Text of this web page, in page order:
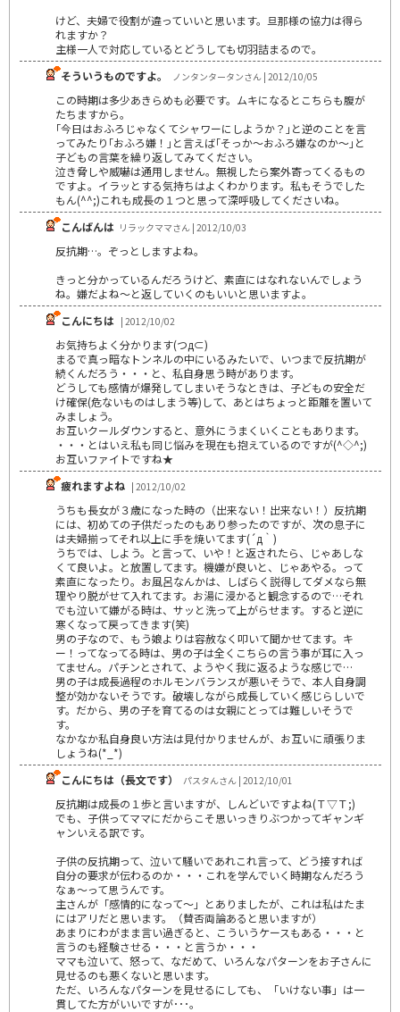
けど、夫婦で役割が違っていいと思います。旦那様の協力は得ら
れますか？
主様一人で対応しているとどうしても切羽詰まるので。
そういうものですよ。
ノンタンタータンさん | 2012/10/05
この時期は多少あきらめも必要です。ムキになるとこちらも腹が
たちますから。
｢今日はおふろじゃなくてシャワーにしようか？｣と逆のことを言
ってみたり｢おふろ嫌！｣と言えば｢そっか～おふろ嫌なのか～｣と
子どもの言葉を繰り返してみてください。
泣き脅しや威嚇は通用しません。無視したら案外寄ってくるもの
ですよ。イラッとする気持ちはよくわかります。私もそうでした
もん(^^;)これも成長の１つと思って深呼吸してくださいね。
こんばんは リラックママさん | 2012/10/03
反抗期…。ぞっとしますよね。
きっと分かっているんだろうけど、素直にはなれないんでしょう
ね。嫌だよね～と返していくのもいいと思いますよ。
こんにちは | 2012/10/02
お気持ちよく分かります(つд⊂)
まるで真っ暗なトンネルの中にいるみたいで、いつまで反抗期が
続くんだろう・・・と、私自身思う時があります。
どうしても感情が爆発してしまいそうなときは、子どもの安全だ
け確保(危ないものはしまう等)して、あとはちょっと距離を置いて
みましょう。
お互いクールダウンすると、意外にうまくいくこともあります。
・・・とはいえ私も同じ悩みを現在も抱えているのですが(^◇^;)
お互いファイトですね★
疲れますよね | 2012/10/02
うちも長女が３歳になった時の（出来ない！出来ない！）反抗期
には、初めての子供だったのもあり参ったのですが、次の息子に
は夫婦揃ってそれ以上に手を焼いてます(´д｀)
うちでは、しよう。と言って、いや！と返されたら、じゃあしな
くて良いよ。と放置してます。機嫌が良いと、じゃあやる。って
素直になったり。お風呂なんかは、しばらく説得してダメなら無
理やり脱がせて入れてます。お湯に浸かると観念するので…それ
でも泣いて嫌がる時は、サッと洗って上がらせます。すると逆に
寒くなって戻ってきます(笑)
男の子なので、もう娘よりは容赦なく叩いて聞かせてます。キ
ー！ってなってる時は、男の子は全くこちらの言う事が耳に入っ
てません。パチンとされて、ようやく我に返るような感じで…
男の子は成長過程のホルモンバランスが悪いそうで、本人自身調
整が効かないそうです。破壊しながら成長していく感じらしいで
す。だから、男の子を育てるのは女親にとっては難しいそうで
す。
なかなか私自身良い方法は見付かりませんが、お互いに頑張りま
しょうね(*_*)
こんにちは（長文です）
パスタんさん | 2012/10/01
反抗期は成長の１歩と言いますが、しんどいですよね(Ｔ▽Ｔ;)
でも、子供ってママにだからこそ思いっきりぶつかってギャンギ
ャンいえる訳です。
子供の反抗期って、泣いて騒いであれこれ言って、どう接すれば
自分の要求が伝わるのか・・・これを学んでいく時期なんだろう
なぁ～って思うんです。
主さんが「感情的になって～」とありましたが、これは私はたま
にはアリだと思います。（賛否両論あると思いますが）
あまりにわがまま言い過ぎると、こういうケースもある・・・と
言うのも経験させる・・・と言うか・・・
ママも泣いて、怒って、なだめて、いろんなパターンをお子さんに
見せるのも悪くないと思います。
ただ、いろんなパターンを見せるにしても、「いけない事」は一
貫してた方がいいですが･･･。